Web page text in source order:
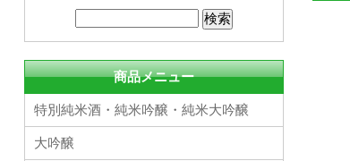
商品メニュー
特別純米酒・純米吟醸・純米大吟醸
大吟醸